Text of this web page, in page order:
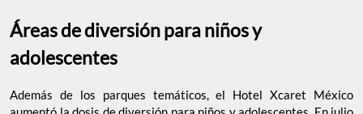
Áreas de diversión para niños y
adolescentes
Además de los parques temáticos, el Hotel Xcaret México